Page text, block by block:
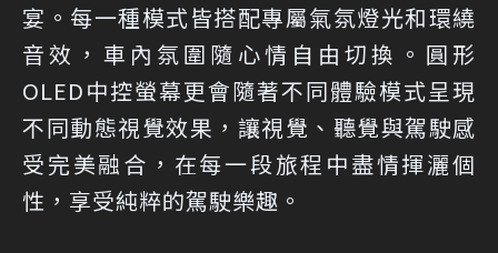
宴。每一種模式皆搭配專屬氣氛燈光和環繞
音效，車內氛圍隨心情自由切換。圓形
OLED中控螢幕更會隨著不同體驗模式呈現
不同動態視覺效果，讓視覺、聽覺與駕駛感
受完美融合，在每一段旅程中盡情揮灑個
性，享受純粹的駕駛樂趣。